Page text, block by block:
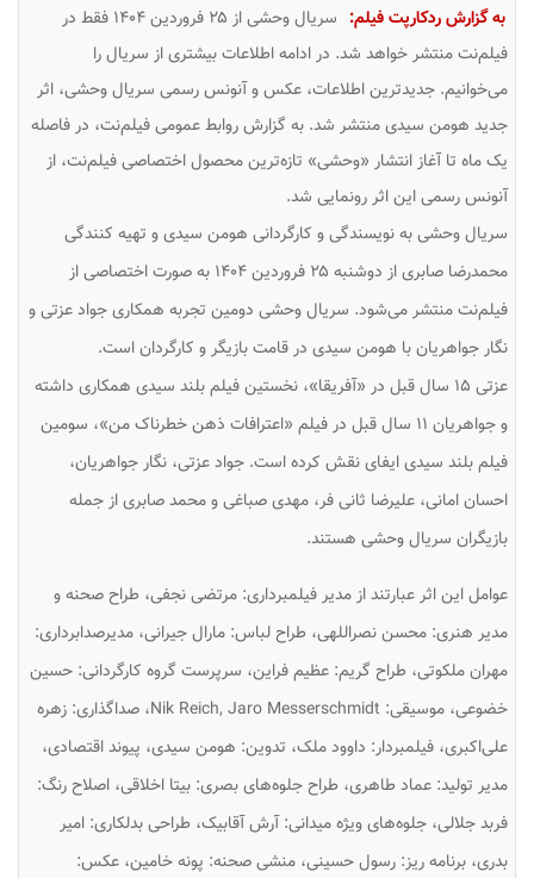
به گزارش ردکارپت فیلم:
سریال وحشی از ۲۵ فروردین ۱۴۰۴ فقط در
فیلم‌نت منتشر خواهد شد. در ادامه اطلاعات بیشتری از سریال را
می‌خوانیم. جدیدترین اطلاعات، عکس و آنونس رسمی سریال وحشی، اثر
جدید هومن سیدی منتشر شد. به گزارش روابط عمومی فیلم‌نت، در فاصله
یک ماه تا آغاز انتشار «وحشی» تازه‌ترین محصول اختصاصی فیلم‌نت، از
آنونس رسمی این اثر رونمایی شد.
سریال وحشی به نویسندگی و کارگردانی هومن سیدی و تهیه کنندگی
محمدرضا صابری از دوشنبه ۲۵ فروردین ۱۴۰۴ به صورت اختصاصی از
فیلم‌نت منتشر می‌شود. سریال وحشی دومین تجربه همکاری جواد عزتی و
نگار جواهریان با هومن سیدی در قامت بازیگر و کارگردان است.
عزتی ۱۵ سال قبل در «آفریقا»، نخستین فیلم بلند سیدی همکاری داشته
و جواهریان ۱۱ سال قبل در فیلم «اعترافات ذهن خطرناک من»، سومین
فیلم بلند سیدی ایفای نقش کرده است. جواد عزتی، نگار جواهریان،
احسان امانی، علیرضا ثانی فر، مهدی صباغی و محمد صابری از جمله
بازیگران سریال وحشی هستند.
عوامل این اثر عبارتند از مدیر فیلمبرداری: مرتضی نجفی، طراح صحنه و
مدیر هنری: محسن نصراللهی، طراح لباس: مارال جیرانی، مدیرصدابرداری:
مهران ملکوتی، طراح گریم: عظیم فراین، سرپرست گروه کارگردانی: حسین
خضوعی، موسیقی: Nik Reich, Jaro Messerschmidt، صداگذاری: زهره
علی‌اکبری، فیلمبردار: داوود ملک، تدوین: هومن سیدی، پیوند اقتصادی،
مدیر تولید: عماد طاهری، طراح جلوه‌های بصری: بیتا اخلاقی، اصلاح رنگ:
فربد جلالی، جلوه‌های ویژه میدانی: آرش آقابیک، طراحی بدلکاری: امیر
بدری، برنامه ریز: رسول حسینی، منشی صحنه: پونه خامین، عکس: